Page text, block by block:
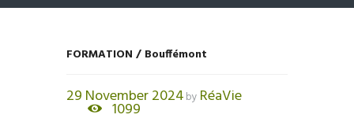
FORMATION / Bouffémont
29 November 2024by RéaVie
1099